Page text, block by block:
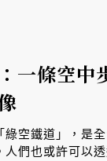
一條空中
綠空鐵道」，是
人們也或許可以